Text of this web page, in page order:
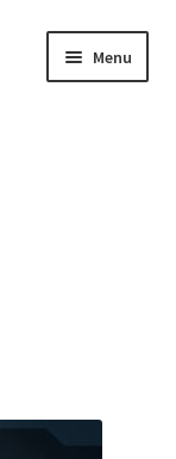
Menu